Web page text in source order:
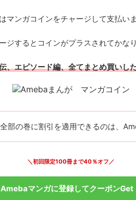
マンガコインをチャージして支払いま
ジするとコインがプラスされてかな
、エピソード編、全てまとめ買いし
部の巻に割引を適用できるのは、
＼初回限定100冊まで40％オフ／
Amebaマンガに登録してクーポンGet